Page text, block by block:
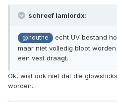
schreef Iamlordx:
@houthe
echt UV bestand
maar niet volledig bloot
een vest draagt.
Ok, wist ook niet dat die
worden.